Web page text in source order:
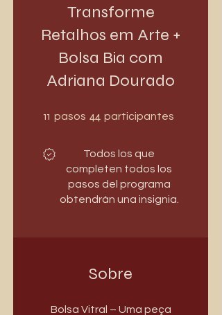
Transforme
Retalhos em Arte +
Bolsa Bia com
Adriana Dourado
11 pasos 44 participantes
Todos los que
completen todos los
pasos del programa
obtendrán una insignia.
Sobre
Bolsa Vitral – Uma peça